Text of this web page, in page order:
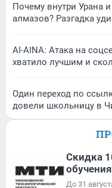
Почему внутри Урана
алмазов? Разгадка
AI-AINA: Атака на
хватило лучшим и
Один переход по
довели школьницу в
Скидка
обучения
До 31